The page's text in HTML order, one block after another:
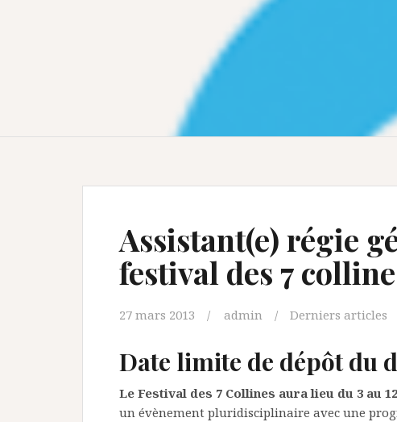
Assistant(e) régie
festival des 7
27 mars 2013 admin Derniers articles
Date limite de dépôt du
Le Festival des 7 Collines aura lieu du 3 au
un évènement pluridisciplinaire avec une